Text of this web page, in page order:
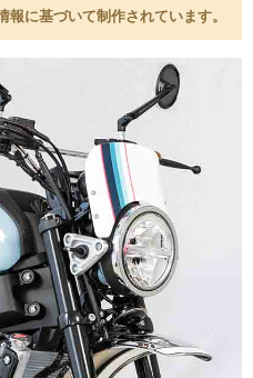
に基づいて制作されています。